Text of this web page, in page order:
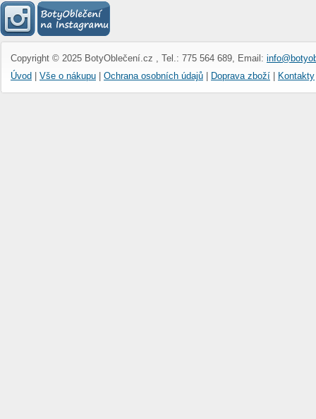
Copyright © 2025 BotyOblečení.cz , Tel.: 775 564 689, Email:
Úvod
Vše o nákupu Ochrana osobních údajů Doprava zboží Kontakty